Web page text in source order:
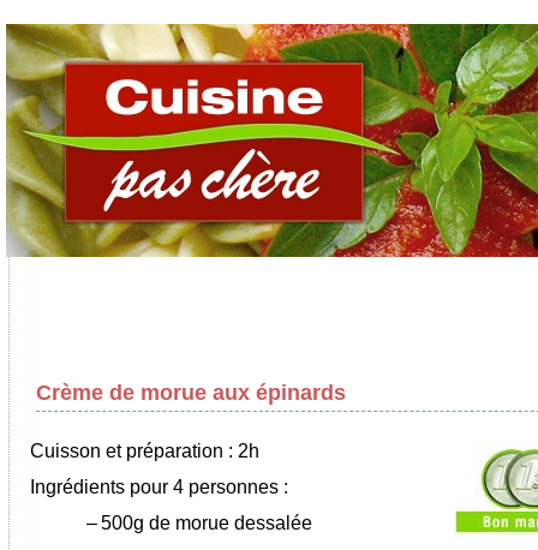
Crème de morue aux épinards
Cuisson et préparation : 2h
Ingrédients pour 4 personnes :
–500g de morue dessalée